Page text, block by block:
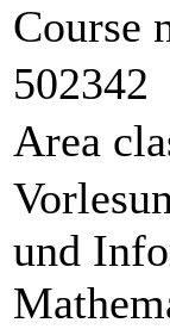
Course
502342
Area
und